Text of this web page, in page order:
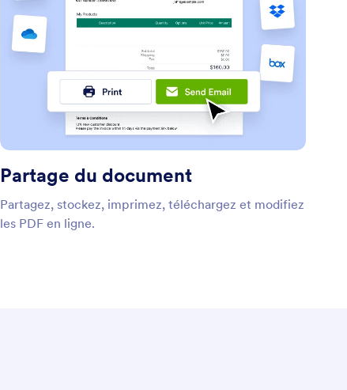
Partage du document
Partagez, stockez, imprimez, téléchargez et modifiez
les PDF en ligne.